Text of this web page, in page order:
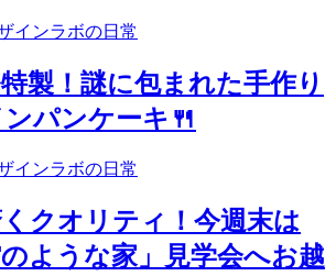
インラボの日常
製！謎に包まれた手作り
パンケーキ🍴
インラボの日常
クオリティ！今週末は
のような家」見学会へお越